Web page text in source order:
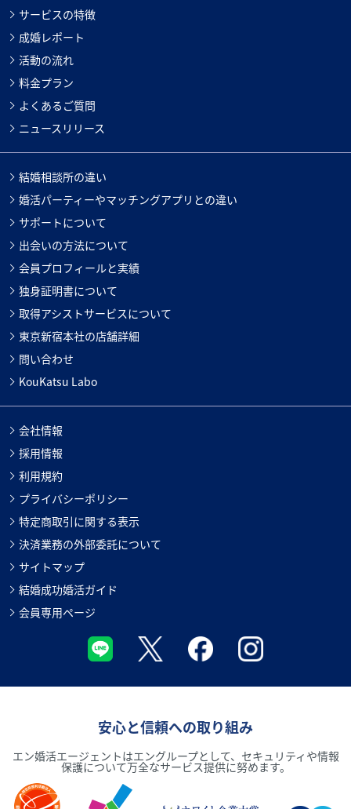
サービスの特徴
成婚レポート
活動の流れ
料金プラン
よくあるご質問
ニュースリリース
結婚相談所の違い
婚活パーティーやマッチングアプリとの違い
サポートについて
出会いの方法について
会員プロフィールと実績
独身証明書について
取得アシストサービスについて
東京新宿本社の店舗詳細
問い合わせ
KouKatsu Labo
会社情報
採用情報
利用規約
プライバシーポリシー
特定商取引に関する表示
決済業務の外部委託について
サイトマップ
結婚成功婚活ガイド
会員専用ページ
安心と信頼への取り組み
エン婚活エージェントはエングループとして、セキュリティや情報
保護について万全なサービス提供に努めます。